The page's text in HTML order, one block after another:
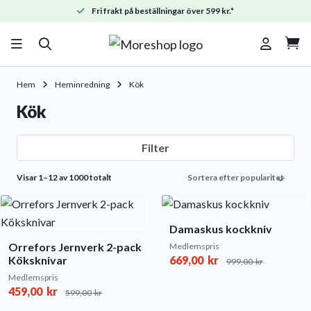
Fri frakt på beställningar över 599 kr.*

Hem Heminredning Kök
Kök
Filter
Visar 1–12 av 1000 totalt
popularity
Orrefors Jernverk 2-pack
Köksknivar
Medlemspris
459,00 kr 599,00kr
Damaskus kockkniv
Medlemspris
669,00 kr 999,00kr